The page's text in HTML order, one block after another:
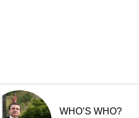
WHO’S WHO?